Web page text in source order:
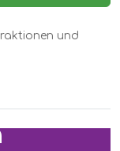
und